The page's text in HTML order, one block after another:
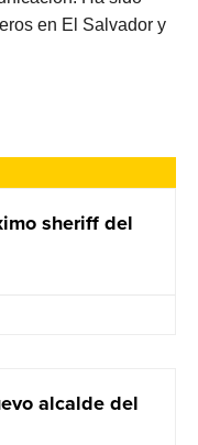
sheriff del
alcalde del
en El Salvador y